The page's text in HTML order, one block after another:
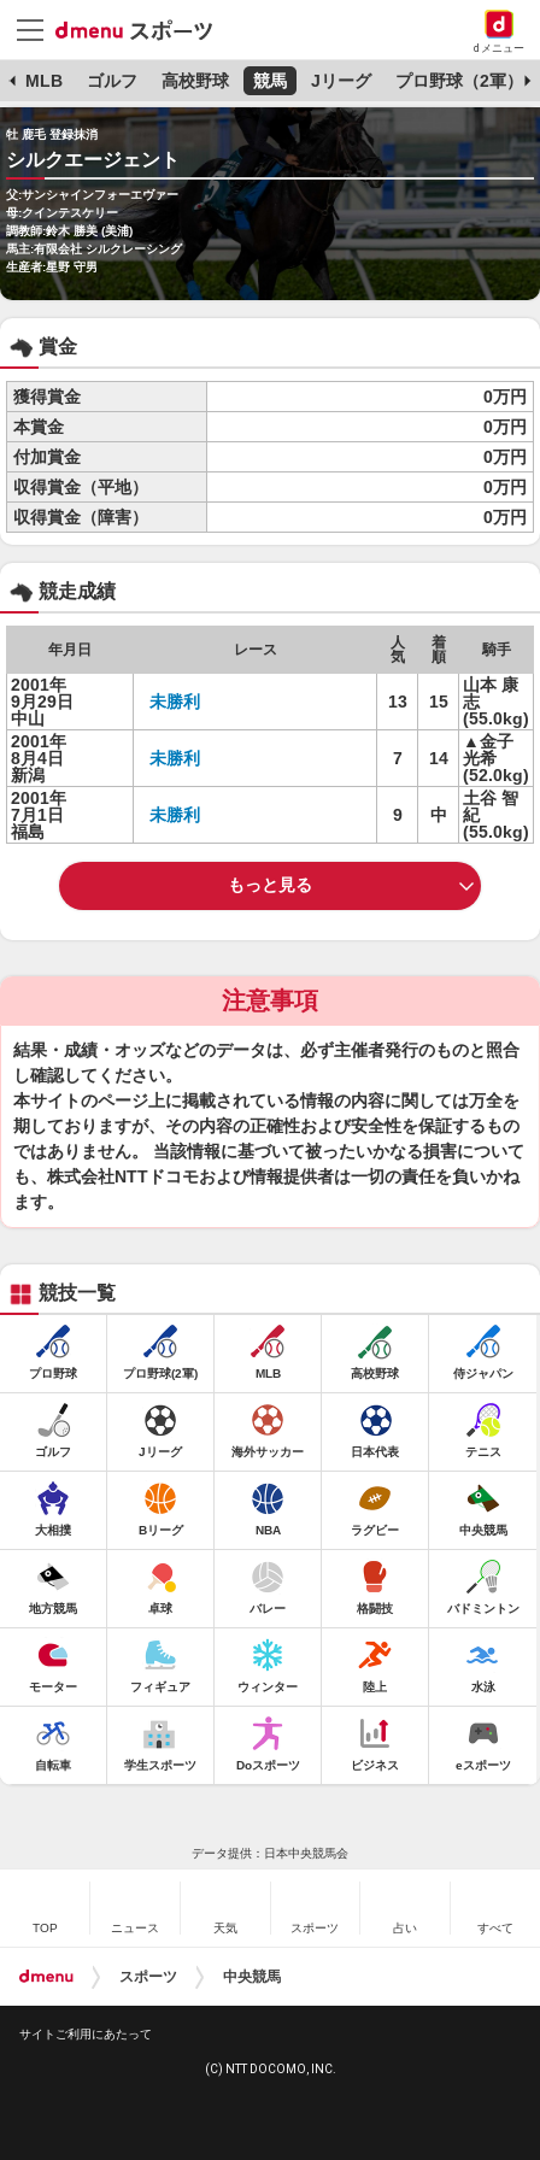
dメニュー
MLB ゴルフ 高校野球 競馬 Jリーグ プロ野球（2軍）
牡 鹿毛 登録抹消
シルクエージェント
父:サンシャインフォーエヴァー
母:クインテスケリー
調教師:鈴木 勝美 (美浦)
馬主:有限会社 シルクレーシング
生産者:星野 守男
賞金
獲得賞金
0万円
本賞金
0万円
付加賞金
0万円
収得賞金（平地）
0万円
収得賞金（障害）
0万円
競走成績
年月日 レース
人
気
着
順
騎手
2001年
9月29日
中山
未勝利 13 15
山本 康
志
(55.0kg)
2001年
8月4日
新潟
未勝利 7 14
▲金子
光希
(52.0kg)
2001年
7月1日
福島
未勝利 9 中
土谷 智
紀
(55.0kg)
もっと見る
注意事項
結果・成績・オッズなどのデータは、必ず主催者発行のものと照合
し確認してください。
本サイトのページ上に掲載されている情報の内容に関しては万全を
期しておりますが、その内容の正確性および安全性を保証するもの
ではありません。 当該情報に基づいて被ったいかなる損害について
も、株式会社NTTドコモおよび情報提供者は一切の責任を負いかね
ます。
競技一覧
プロ野球 プロ野球(2軍) MLB 高校野球 侍ジャパン
ゴルフ Jリーグ 海外サッカー 日本代表 テニス
大相撲 Bリーグ NBA ラグビー 中央競馬
地方競馬 卓球 バレー 格闘技 バドミントン
モーター フィギュア ウィンター 陸上 水泳
自転車 学生スポーツ Doスポーツ ビジネス eスポーツ
データ提供：日本中央競馬会
TOP ニュース 天気 スポーツ 占い すべて
スポーツ 中央競馬
サイトご利用にあたって
(C) NTT DOCOMO, INC.